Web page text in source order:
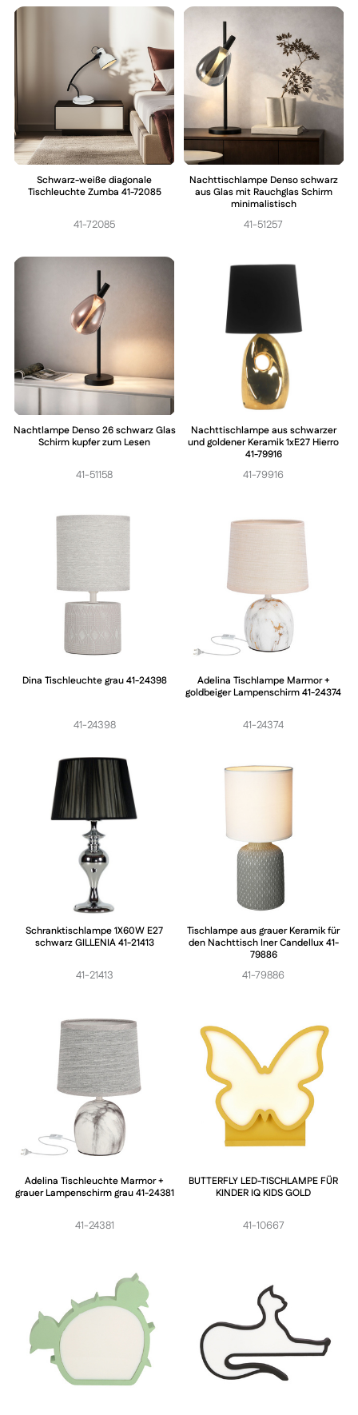
Schwarz-weiße diagonale
Tischleuchte Zumba 41-72085
41-72085
Nachttischlampe Denso schwarz
aus Glas mit Rauchglas Schirm
minimalistisch
41-51257
Nachtlampe Denso 26 schwarz Glas
Schirm kupfer zum Lesen
41-51158
Nachttischlampe aus schwarzer
und goldener Keramik 1xE27 Hierro
41-79916
41-79916
Dina Tischleuchte grau 41-24398
41-24398
Adelina Tischlampe Marmor +
goldbeiger Lampenschirm 41-24374
41-24374
Schranktischlampe 1X60W E27
schwarz GILLENIA 41-21413
41-21413
Tischlampe aus grauer Keramik für
den Nachttisch Iner Candellux 41-
79886
41-79886
Adelina Tischleuchte Marmor +
grauer Lampenschirm grau 41-24381
41-24381
BUTTERFLY LED-TISCHLAMPE FÜR
KINDER IQ KIDS GOLD
41-10667